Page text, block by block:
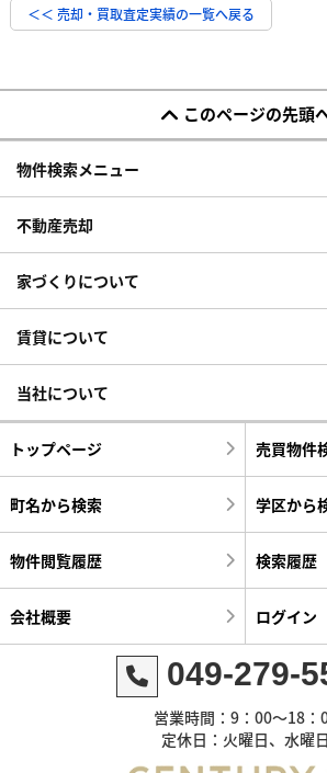
＜＜ 売却・買取査定実績の一覧へ戻る
このページの先頭
物件検索メニュー
不動産売却
家づくりについて
賃貸について
当社について
トップページ 売買物件
町名から検索 学区から
物件閲覧履歴 検索履歴
会社概要 ログイン
049-279-
営業時間：9：00～18：
定休日：火曜日、水曜日